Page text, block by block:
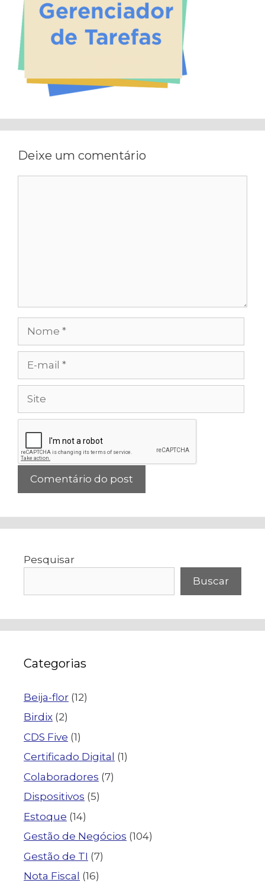
Deixe um comentário
mail
Pesquisar
Buscar
Categorias
Beija-flor (12)
Birdix (2)
CDS Five (1)
Certificado Digital (1)
Colaboradores (7)
Dispositivos (5)
Estoque (14)
Gestão de Negócios (104)
Gestão de TI (7)
Nota Fiscal (16)